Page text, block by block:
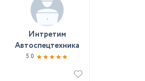
Интретим
Автоспецтехника
5.0